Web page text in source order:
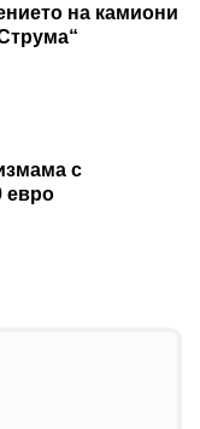
на камиони
с
евро